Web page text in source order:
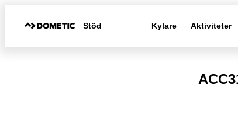
Stöd Kylare Aktiviteter